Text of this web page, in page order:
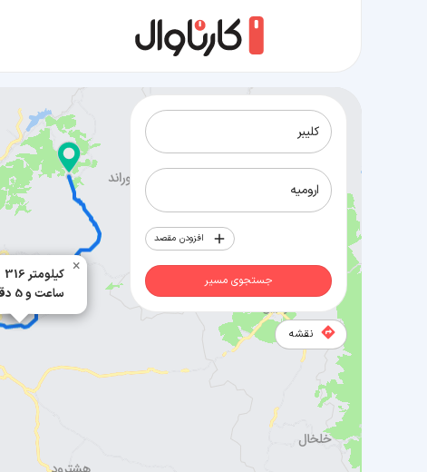
316 کیلومتر
4 ساعت و 5 دقیقه
×
افزودن مقصد
جستجوی مسیر
نقشه